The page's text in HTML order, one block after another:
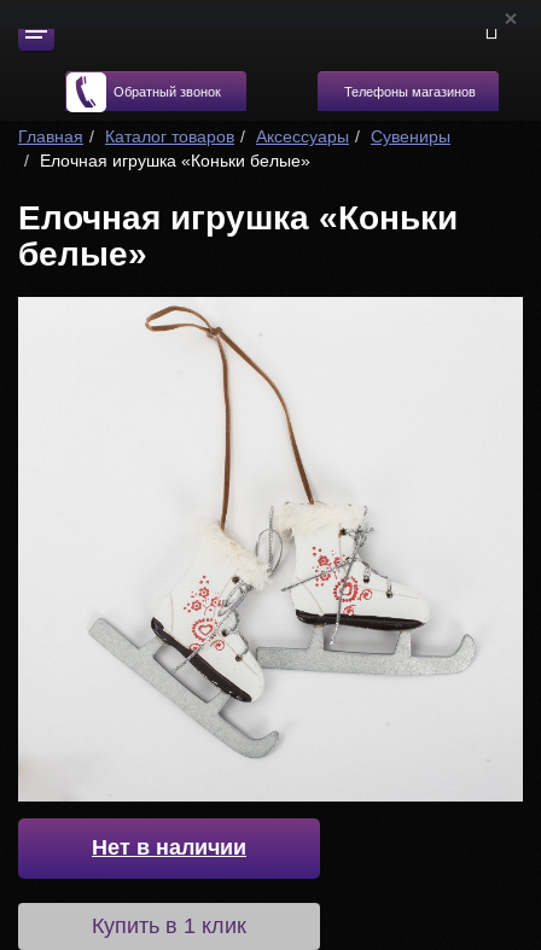
Обратный звонок Телефоны магазинов
Главная Каталог товаров Аксессуары
Сувениры
Елочная игрушка «Коньки белые»
Елочная игрушка «Коньки
белые»
Нет в наличии
Купить в 1 клик